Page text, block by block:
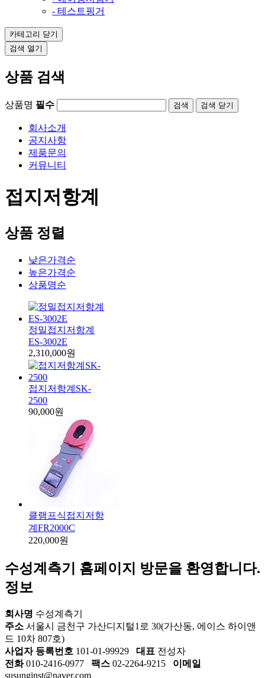
- 테스트핑거
카테고리 닫기
검색 열기
상품 검색
상품명 필수 검색 닫기
회사소개
공지사항
제품문의
커뮤니티
접지저항계
상품 정렬
낮은가격순
높은가격순
상품명순
정밀접지저항계
ES-3002E
2,310,000원
접지저항계SK-
2500
90,000원
클램프식접지저항
계FR2000C
220,000원
수성계측기 홈페이지 방문을 환영합니다.
정보
회사명 수성계측기
주소 서울시 금천구 가산디지털1로 30(가산동, 에이스 하이앤
드 10차 807호)
사업자 등록번호 101-01-99929 대표 전성자
전화010-2416-0977 팩스 02-2264-9215
이메일
susunginst@naver.com